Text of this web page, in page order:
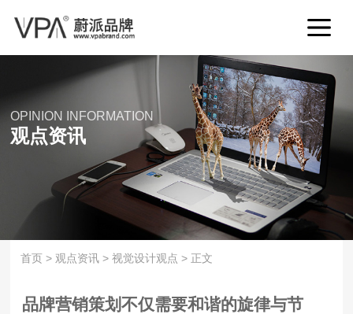
OPINION INFORMATION
观点资讯
首页 > 观点资讯 >视觉设计观点 > 正文
品牌营销策划不仅需要和谐的旋律与节